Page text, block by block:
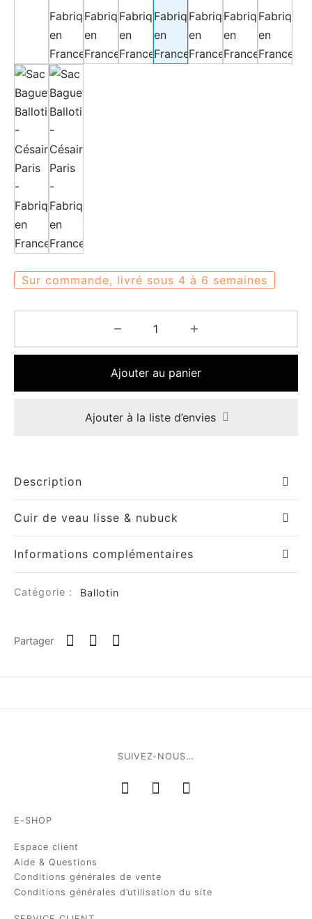
Sur commande, livré sous 4 à 6 semaines
Ajouter au panier
Ajouter à la liste d’envies
Description
Cuir de veau lisse & nubuck
Informations complémentaires
Catégorie : Ballotin
Partager
SUIVEZ-NOUS…
E-SHOP
Espace client
Aide & Questions
Conditions générales de vente
Conditions générales d’utilisation du site